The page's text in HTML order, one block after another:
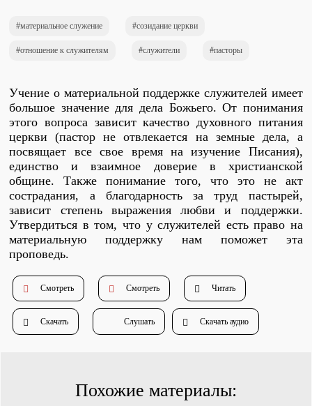
Библейская школа.
Богословие
Библейская школа.
Душепопечение
Служение «Слово Истины»
Служение «Слово Истины»
материальное служение созидание церкви
отношение к служителям служители пасторы
Учение о материальной поддержке служителей имеет
большое значение для дела Божьего. От понимания
этого вопроса зависит качество духовного питания
церкви (пастор не отвлекается на земные дела, а
посвящает все свое время на изучение Писания),
единство и взаимное доверие в христианской
общине. Также понимание того, что это не акт
сострадания, а благодарность за труд пастырей,
зависит степень выражения любви и поддержки.
Утвердиться в том, что у служителей есть право на
материальную поддержку нам поможет эта
проповедь.
Смотреть Смотреть Читать
Скачать Слушать Скачать аудио
Похожие материалы: